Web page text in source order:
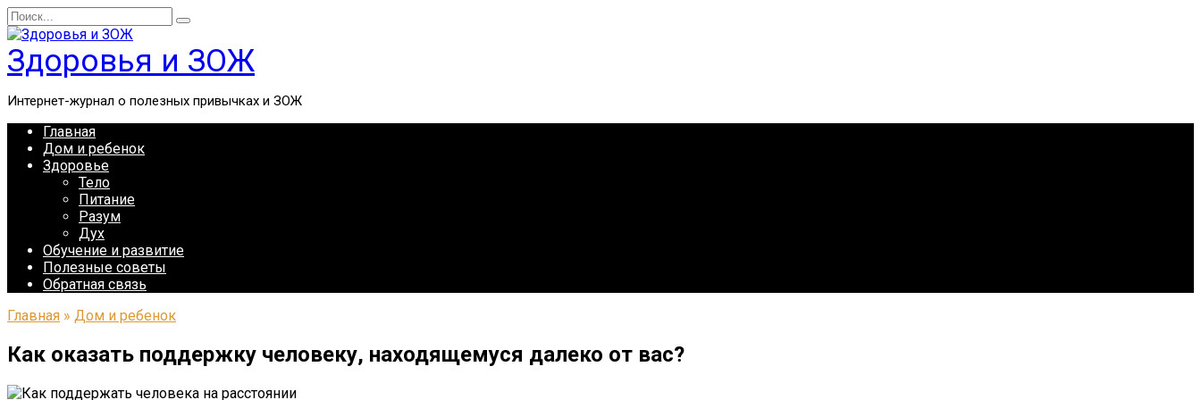
Перейти
к
содержанию
Search
for:
Здоровья и ЗОЖ
Интернет-журнал о полезных привычках и ЗОЖ
Главная
Дом и ребенок
Здоровье
Тело
Питание
Разум
Дух
Обучение и развитие
Полезные советы
Обратная связь
Главная » Дом и ребенок
Как оказать поддержку человеку, находящемуся далеко от вас?